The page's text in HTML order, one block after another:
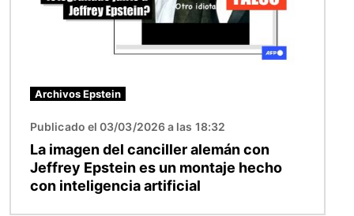
Archivos Epstein
Publicado el 03/03/2026 a las 18:32
La imagen del canciller alemán con
Jeffrey Epstein es un montaje hecho
con inteligencia artificial